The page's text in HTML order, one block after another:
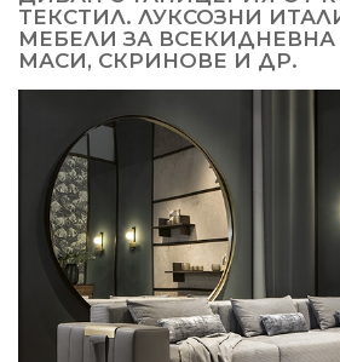
ТЕКСТИЛ. ЛУКСОЗНИ
МЕБЕЛИ ЗА ВСЕКИДНЕВНА
МАСИ, СКРИНОВЕ И ДР.